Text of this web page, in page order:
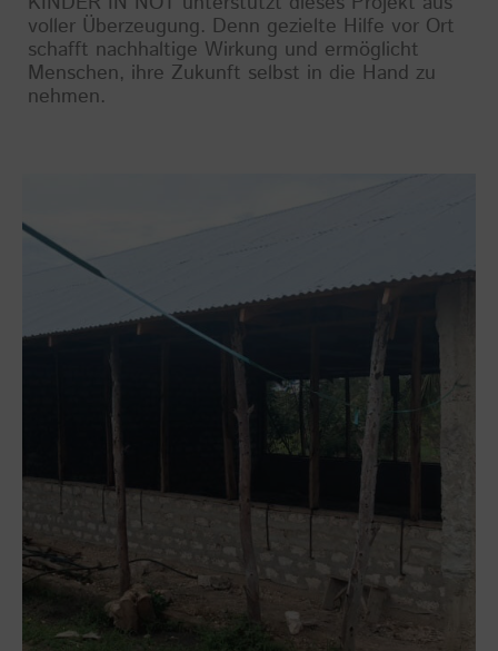
voller Überzeugung. Denn gezielte Hilfe vor Ort
schafft nachhaltige Wirkung und ermöglicht
Menschen, ihre Zukunft selbst in die Hand zu
nehmen.